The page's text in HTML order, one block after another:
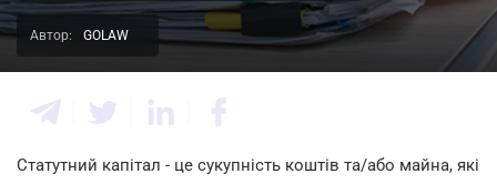
Автор: GOLAW
Статутний капітал - це сукупність коштів та/або майна, які